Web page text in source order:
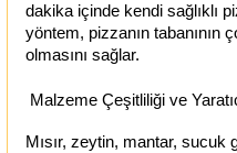
dakika içinde kendi sağlıklı
yöntem, pizzanın tabanının
olmasını sağlar.
Malzeme Çeşitliliği ve
Mısır, zeytin, mantar,